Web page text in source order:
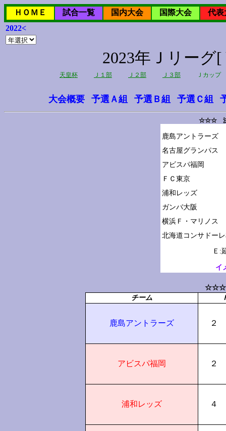
ＨＯＭＥ 試合一覧 国内大会 国際大会
代表
2022<
2023年Ｊリー
天皇杯 Ｊ１部 Ｊ２部 Ｊ３部 Ｊカップ
大会概要 予選Ａ組 予選Ｂ組 予選Ｃ組
☆☆☆ 決
鹿島アントラーズ
名古屋グランパス
アビスパ福岡
ＦＣ東京
浦和レッズ
ガンバ大阪
横浜Ｆ・マリノス
Ｅ:
イ
☆☆☆
チーム
鹿島アントラーズ ２
アビスパ福岡 ２
浦和レッズ ４